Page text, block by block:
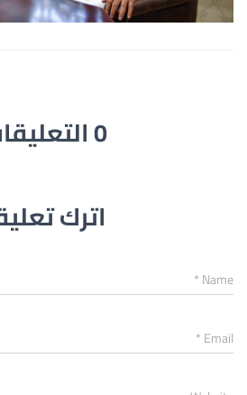
0 التعليقات
اترك
Name
*
Email
*